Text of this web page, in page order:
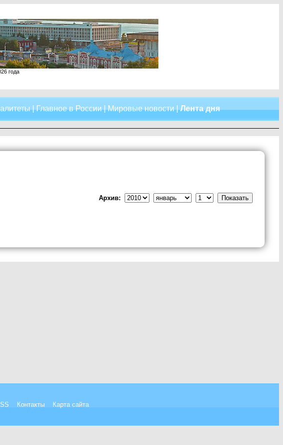
года
|Главное в России|Мировые новости|Лента дня
Архив:
Контакты Карта сайта